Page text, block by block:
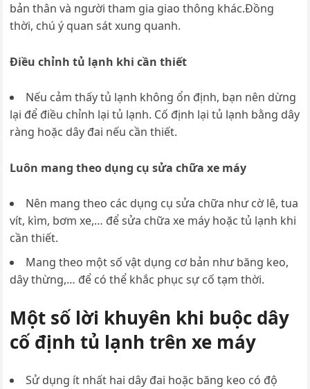
bản thân và người tham gia giao thông khác.Đồng
thời, chú ý quan sát xung quanh.
Điều chỉnh tủ lạnh khi cần thiết
Nếu cảm thấy tủ lạnh không ổn định, bạn nên dừng
lại để điều chỉnh lại tủ lạnh. Cố định lại tủ lạnh bằng dây
ràng hoặc dây đai nếu cần thiết.
Luôn mang theo dụng cụ sửa chữa xe máy
Nên mang theo các dụng cụ sửa chữa như cờ lê, tua
vít, kìm, bơm xe,… để sửa chữa xe máy hoặc tủ lạnh khi
cần thiết.
Mang theo một số vật dụng cơ bản như băng keo,
dây thừng,… để có thể khắc phục sự cố tạm thời.
Một số lời khuyên khi buộc dây
cố định tủ lạnh trên xe máy
Sử dụng ít nhất hai dây đai hoặc băng keo có độ